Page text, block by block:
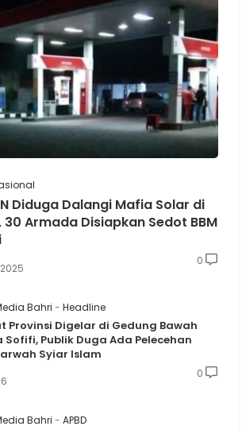
Diduga Dalangi Mafia Solar di
30 Armada Disiapkan Sedot BBM
0
Bahri Headline
Provinsi Digelar di Gedung Bawah
Sofifi, Publik Duga Ada Pelecehan
Syiar Islam
0
Bahri APBD